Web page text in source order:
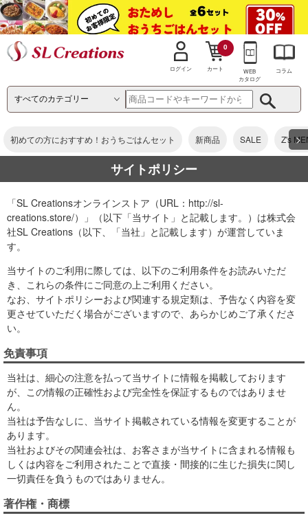
ログイン カート
0
WEB
カタログ
コラム
初めての方におすすめ！おうちごはんセット 新商品 SALE Z's >
サイトポリシー
「SL Creationsオンラインストア（URL：http://sl-
creations.store/）」（以下「当サイト」と記載します。）は株式会
社SL Creations（以下、「当社」と記載します）が運営していま
す。
当サイトのご利用に際しては、以下のご利用条件をお読みいただ
き、これらの条件にご同意の上ご利用ください。
なお、サイトポリシーおよび関連する規定類は、予告なく内容を変
更させていただく場合がございますので、あらかじめご了承くださ
い。
免責事項
当社は、細心の注意を払って当サイトに情報を掲載しております
が、この情報の正確性および完全性を保証するものではありませ
ん。
当社は予告なしに、当サイト掲載されている情報を変更することが
あります。
当社およびその関連会社は、お客さまが当サイトに含まれる情報も
しくは内容をご利用されたことで直接・間接的に生じた損失に関し
一切責任を負うものではありません。
著作権・商標